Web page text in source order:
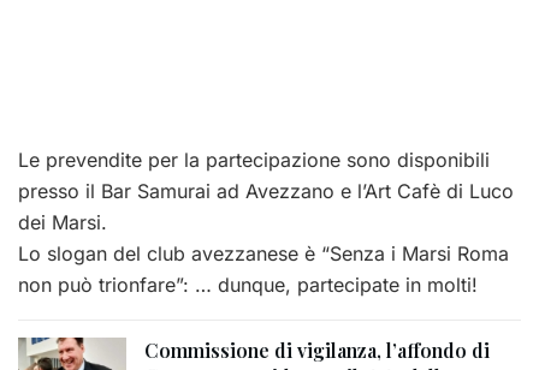
Le prevendite per la partecipazione sono disponibili
presso il Bar Samurai ad Avezzano e l’Art Cafè di Luco
dei Marsi.
Lo slogan del club avezzanese è “Senza i Marsi Roma
non può trionfare”: … dunque, partecipate in molti!
Commissione di vigilanza, l’affondo di